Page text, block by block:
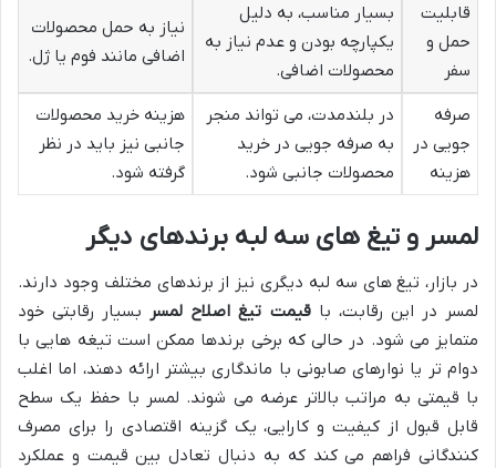
قابلیت
حمل و
سفر
بسیار مناسب، به دلیل
یکپارچه بودن و عدم نیاز به
محصولات اضافی.
نیاز به حمل محصولات
اضافی مانند فوم یا ژل.
صرفه
جویی در
هزینه
در بلندمدت، می تواند منجر
به صرفه جویی در خرید
محصولات جانبی شود.
هزینه خرید محصولات
جانبی نیز باید در نظر
گرفته شود.
لمسر و تیغ های سه لبه برندهای دیگر
در بازار، تیغ های سه لبه دیگری نیز از برندهای مختلف وجود دارند.
لمسر در این رقابت، باقیمت تیغ اصلاح لمسر بسیار رقابتی خود
متمایز می شود. در حالی که برخی برندها ممکن است تیغه هایی با
دوام تر یا نوارهای صابونی با ماندگاری بیشتر ارائه دهند، اما اغلب
با قیمتی به مراتب بالاتر عرضه می شوند. لمسر با حفظ یک سطح
قابل قبول از کیفیت و کارایی، یک گزینه اقتصادی را برای مصرف
کنندگانی فراهم می کند که به دنبال تعادل بین قیمت و عملکرد